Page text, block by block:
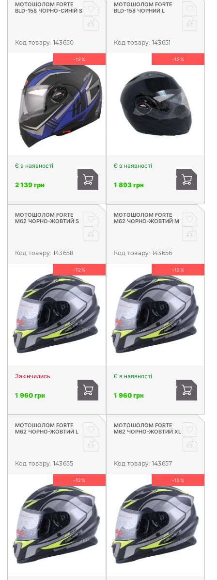
МОТОШОЛОМ FORTE
BLD-158 ЧОРНО-СИНІЙ S
Код товару: 143650
-12%
Є в наявності
2 139 грн
МОТОШОЛОМ FORTE
BLD-158 ЧОРНИЙ L
Код товару: 143651
-12%
Є в наявності
1 893 грн
МОТОШОЛОМ FORTE
М62 ЧОРНО-ЖОВТИЙ S
Код товару: 143658
-12%
Закінчились
1 960 грн
МОТОШОЛОМ FORTE
М62 ЧОРНО-ЖОВТИЙ М
Код товару: 143656
-12%
Є в наявності
1 960 грн
МОТОШОЛОМ FORTE
М62 ЧОРНО-ЖОВТИЙ L
Код товару: 143655
-12%
МОТОШОЛОМ FORTE
М62 ЧОРНО-ЖОВТИЙ XL
Код товару: 143657
-12%